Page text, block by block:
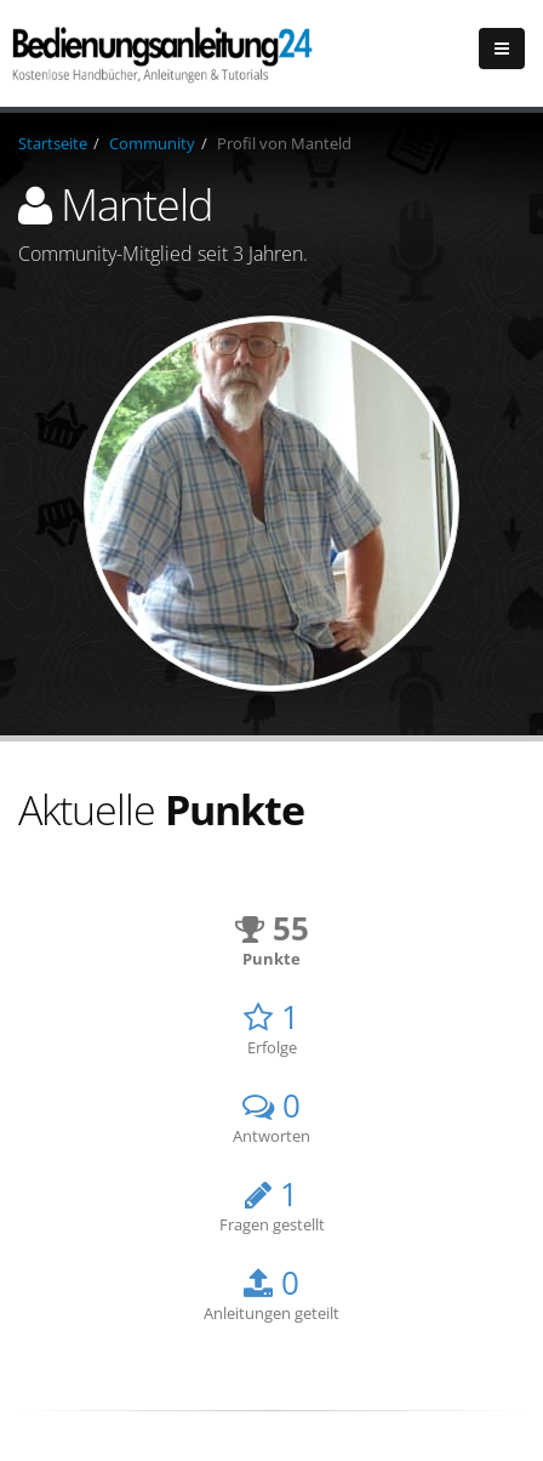
Startseite Community Profil von Manteld
Manteld
Community-Mitglied seit 3 Jahren.
Aktuelle Punkte
55
Punkte
1
Erfolge
0
Antworten
1
Fragen gestellt
0
Anleitungen geteilt